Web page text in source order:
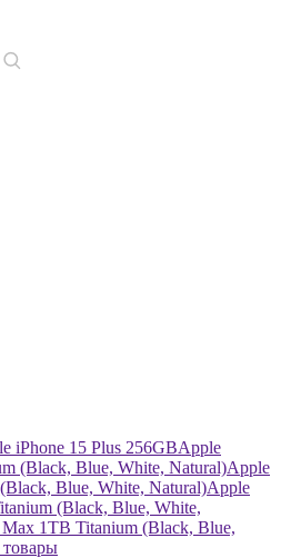
iPhone 15 Plus 256GBApple
(Black, Blue, White, Natural)Apple
Blue, White, Natural)Apple
(Black, Blue, White,
1TB Titanium (Black, Blue,
товары